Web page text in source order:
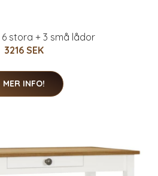
stora + 3 små lådor
3216 SEK
MER INFO!